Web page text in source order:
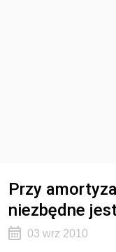
Przy
niezbędne
03 wrz 2010